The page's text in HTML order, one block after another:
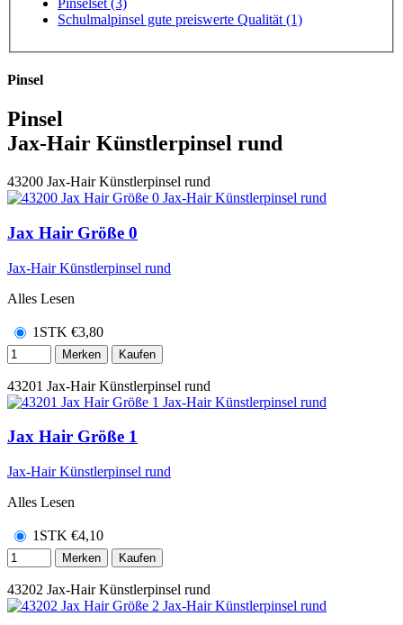
Schulmalpinsel gute preiswerte Qualität (1)
Pinsel
Pinsel
Jax-Hair Künstlerpinsel rund
43200 Jax-Hair Künstlerpinsel rund
Jax Hair Größe 0
Jax-Hair Künstlerpinsel rund
Alles Lesen
1STK €3,80
Merken Kaufen
43201 Jax-Hair Künstlerpinsel rund
Jax Hair Größe 1
Jax-Hair Künstlerpinsel rund
Alles Lesen
1STK €4,10
Merken Kaufen
43202 Jax-Hair Künstlerpinsel rund